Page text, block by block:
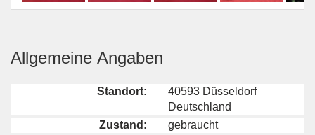
Allgemeine Angaben
Standort:
40593 Düsseldorf
Deutschland
Zustand:
gebraucht